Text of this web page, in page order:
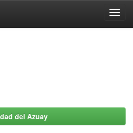
del Azuay